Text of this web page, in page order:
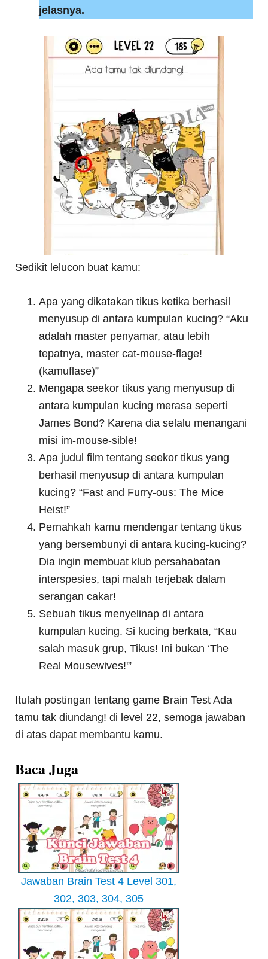
jelasnya.
Sedikit lelucon buat kamu:
Apa yang dikatakan tikus ketika berhasil
menyusup di antara kumpulan kucing? “Aku
adalah master penyamar, atau lebih
tepatnya, master cat-mouse-flage!
(kamuflase)”
Mengapa seekor tikus yang menyusup di
antara kumpulan kucing merasa seperti
James Bond? Karena dia selalu menangani
misi im-mouse-sible!
Apa judul film tentang seekor tikus yang
berhasil menyusup di antara kumpulan
kucing? “Fast and Furry-ous: The Mice
Heist!”
Pernahkah kamu mendengar tentang tikus
yang bersembunyi di antara kucing-kucing?
Dia ingin membuat klub persahabatan
interspesies, tapi malah terjebak dalam
serangan cakar!
Sebuah tikus menyelinap di antara
kumpulan kucing. Si kucing berkata, “Kau
salah masuk grup, Tikus! Ini bukan ‘The
Real Mousewives!'”
Itulah postingan tentang game Brain Test Ada
tamu tak diundang! di level 22, semoga jawaban
di atas dapat membantu kamu.
Baca Juga
Jawaban Brain Test 4 Level 301,
302, 303, 304, 305